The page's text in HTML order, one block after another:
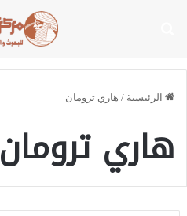
الرئيسية / هاري ترومان
هاري ترومان